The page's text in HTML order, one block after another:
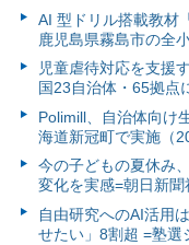
AI 型ドリル搭載教材
鹿児島県霧島市の全
児童虐待対応を支援
国23自治体・65拠点
Polimill、自治体向け
海道新冠町で実施（
今の子どもの夏休み
変化を実感=朝日新聞
自由研究へのAI活用
せたい」8割超 =塾選